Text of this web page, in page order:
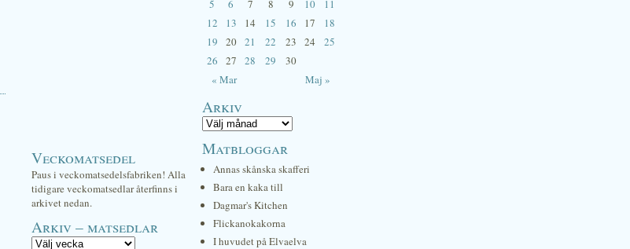
Veckomatsedel
Paus i veckomatsedelsfabriken! Alla
tidigare veckomatsedlar återfinns i
arkivet nedan.
Arkiv – matsedlar
« Mar Maj »
5
6 7 8 9 10
11
12
13 14 15 16 17
18
19
20 21 22 23 24
25
26
27 28 29 30
Arkiv
Matbloggar
Annas skånska skafferi
Bara en kaka till
Dagmar's Kitchen
Flickanokakorna
I huvudet på Elvaelva